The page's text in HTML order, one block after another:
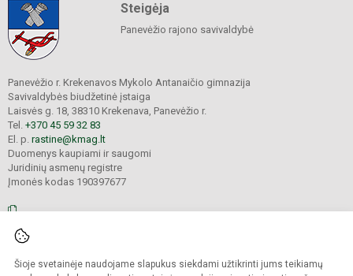
Šioje svetainėje naudojame slapukus siekdami užtikrinti jums teikiamų
Steigėja
Panevėžio rajono savivaldybė
Panevėžio r. Krekenavos Mykolo Antanaičio gimnazija
Savivaldybės biudžetinė įstaiga
Laisvės g. 18, 38310 Krekenava, Panevėžio r.
Tel. +370 45 59 32 83
El. p. rastine@kmag.lt
Duomenys kaupiami ir saugomi
Juridinių asmenų registre
Įmonės kodas 190397677
saugomos.